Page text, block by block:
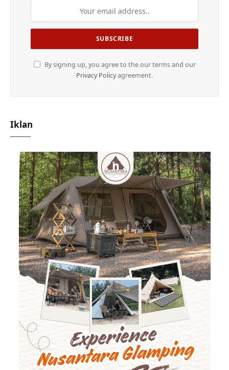
By signing up, you agree to the our terms and our
Privacy Policyagreement.
Iklan